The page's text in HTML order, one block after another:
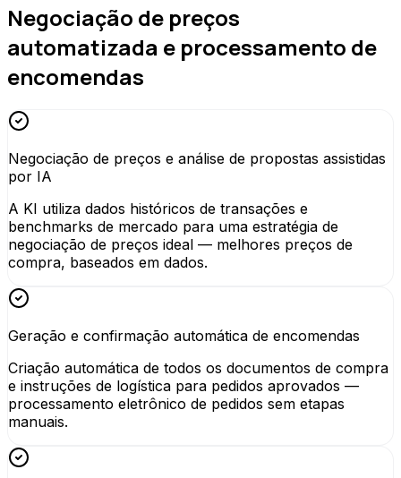
Negociação de preços
automatizada e processamento de
encomendas
Negociação de preços e análise de propostas assistidas
por IA
A KI utiliza dados históricos de transações e
benchmarks de mercado para uma estratégia de
negociação de preços ideal — melhores preços de
compra, baseados em dados.
Geração e confirmação automática de encomendas
Criação automática de todos os documentos de compra
e instruções de logística para pedidos aprovados —
processamento eletrônico de pedidos sem etapas
manuais.